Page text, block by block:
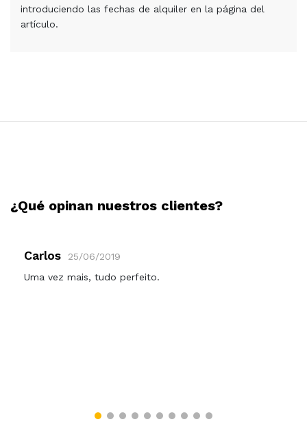
introduciendo las fechas de alquiler en la página del
artículo.
¿Qué opinan nuestros clientes?
Carlos
25/06/2019
Uma vez mais, tudo perfeito.